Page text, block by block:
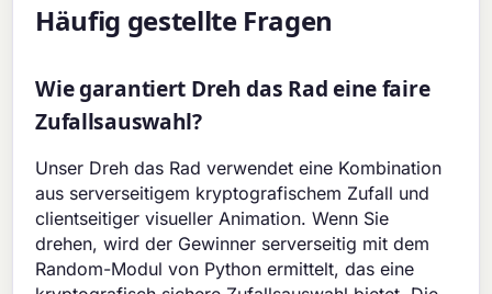
Häufig gestellte Fragen
Wie garantiert Dreh das Rad eine faire
Zufallsauswahl?
Unser Dreh das Rad verwendet eine Kombination
aus serverseitigem kryptografischem Zufall und
clientseitiger visueller Animation. Wenn Sie
drehen, wird der Gewinner serverseitig mit dem
Random-Modul von Python ermittelt, das eine